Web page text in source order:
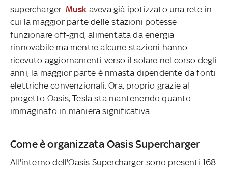
supercharger. Musk aveva già ipotizzato una rete in
cui la maggior parte delle stazioni potesse
funzionare off-grid, alimentata da energia
rinnovabile ma mentre alcune stazioni hanno
ricevuto aggiornamenti verso il solare nel corso degli
anni, la maggior parte è rimasta dipendente da fonti
elettriche convenzionali. Ora, proprio grazie al
progetto Oasis, Tesla sta mantenendo quanto
immaginato in maniera significativa.
Come è organizzata Oasis Supercharger
All'interno dell'Oasis Supercharger sono presenti 168